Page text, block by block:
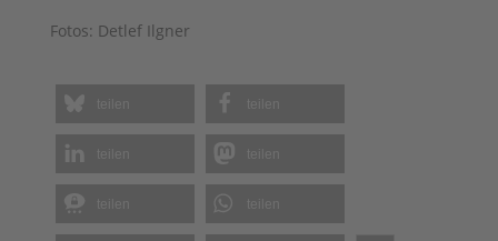
Fotos: Detlef Ilgner